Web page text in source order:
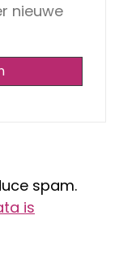
nieuwe
spam.
is